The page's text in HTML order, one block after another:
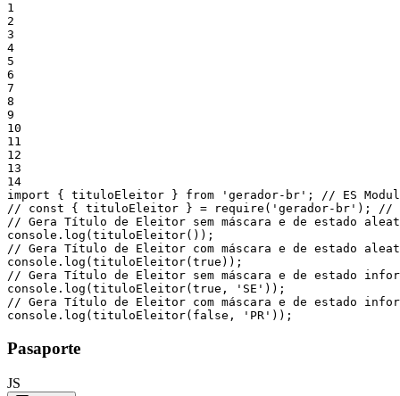
1
2
3
4
5
6
7
8
9
10
11
12
13
14
import
{ tituloEleitor } from 'gerador-br' ;
// ES
// const { tituloEleitor } = require('gerador-br'); //
// Gera Título de Eleitor sem máscara e de estado
console . log ( tituloEleitor( ) ) ;
// Gera Título de Eleitor com máscara e de estado
console . log ( tituloEleitor( true ) ) ;
// Gera Título de Eleitor sem máscara e de estado
console . log ( tituloEleitor( true , 'SE' ) ) ;
// Gera Título de Eleitor com máscara e de estado
console . log ( tituloEleitor( false , 'PR' ) ) ;
Pasaporte
JS